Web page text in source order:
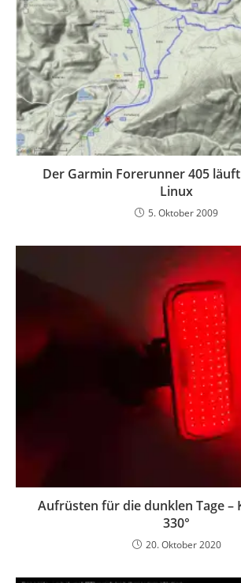
Der Garmin Forerunner 405
Linux
5. Oktober 2009
Aufrüsten für die dunklen Tage –
330°
20. Oktober 2020